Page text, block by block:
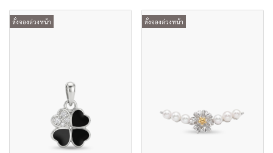
สั่งจองล่วงหน้า สั่งจองล่วงหน้า